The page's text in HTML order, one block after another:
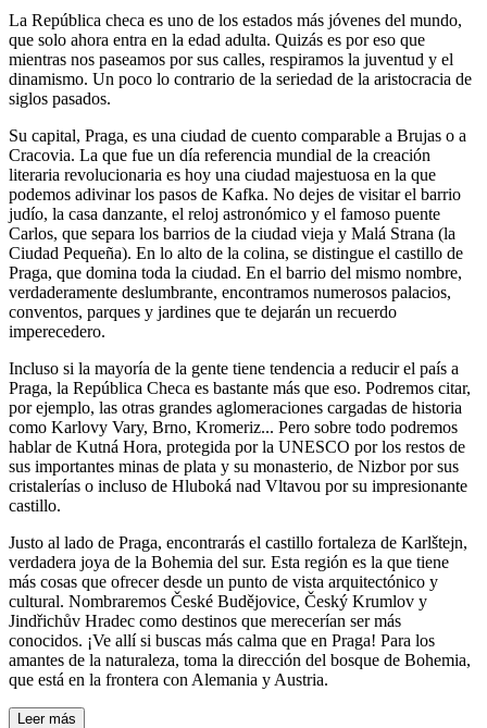
La República checa es uno de los estados más jóvenes del mundo,
que solo ahora entra en la edad adulta. Quizás es por eso que
mientras nos paseamos por sus calles, respiramos la juventud y el
dinamismo. Un poco lo contrario de la seriedad de la aristocracia de
siglos pasados.
Su capital, Praga, es una ciudad de cuento comparable a Brujas o a
Cracovia. La que fue un día referencia mundial de la creación
literaria revolucionaria es hoy una ciudad majestuosa en la que
podemos adivinar los pasos de Kafka. No dejes de visitar el barrio
judío, la casa danzante, el reloj astronómico y el famoso puente
Carlos, que separa los barrios de la ciudad vieja y Malá Strana (la
Ciudad Pequeña). En lo alto de la colina, se distingue el castillo de
Praga, que domina toda la ciudad. En el barrio del mismo nombre,
verdaderamente deslumbrante, encontramos numerosos palacios,
conventos, parques y jardines que te dejarán un recuerdo
imperecedero.
Incluso si la mayoría de la gente tiene tendencia a reducir el país a
Praga, la República Checa es bastante más que eso. Podremos citar,
por ejemplo, las otras grandes aglomeraciones cargadas de historia
como Karlovy Vary, Brno, Kromeriz... Pero sobre todo podremos
hablar de Kutná Hora, protegida por la UNESCO por los restos de
sus importantes minas de plata y su monasterio, de Nizbor por sus
cristalerías o incluso de Hluboká nad Vltavou por su impresionante
castillo.
Justo al lado de Praga, encontrarás el castillo fortaleza de Karlštejn,
verdadera joya de la Bohemia del sur. Esta región es la que tiene
más cosas que ofrecer desde un punto de vista arquitectónico y
cultural. Nombraremos České Budějovice, Český Krumlov y
Jindřichův Hradec como destinos que merecerían ser más
conocidos. ¡Ve allí si buscas más calma que en Praga! Para los
amantes de la naturaleza, toma la dirección del bosque de Bohemia,
que está en la frontera con Alemania y Austria.
Leer más